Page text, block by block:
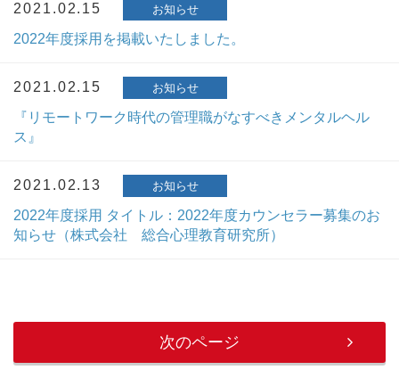
2021.02.15 お知らせ
2022年度採用を掲載いたしました。
2021.02.15 お知らせ
『リモートワーク時代の管理職がなすべきメンタルヘル
ス』
2021.02.13 お知らせ
2022年度採用 タイトル：2022年度カウンセラー募集のお
知らせ（株式会社 総合心理教育研究所）
次のページ